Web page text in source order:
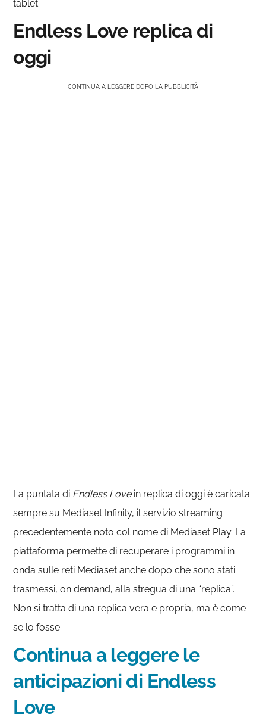
tablet.
Endless Love replica di
oggi
CONTINUA A LEGGERE DOPO LA PUBBLICITÀ
La puntata di Endless Lovein replica di oggi è caricata
sempre su Mediaset Infinity, il servizio streaming
precedentemente noto col nome di Mediaset Play. La
piattaforma permette di recuperare i programmi in
onda sulle reti Mediaset anche dopo che sono stati
trasmessi, on demand, alla stregua di una “replica”.
Non si tratta di una replica vera e propria, ma è come
se lo fosse.
Continua a leggere le
anticipazioni di Endless
Love